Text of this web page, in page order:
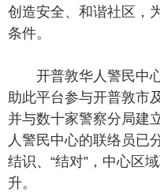
创造安全、和谐社区，
条件。
开普敦华人警民中
助此平台参与开普敦市
并与数十家警察分局建
人警民中心的联络员已
结识、“结对”，中心区
升。